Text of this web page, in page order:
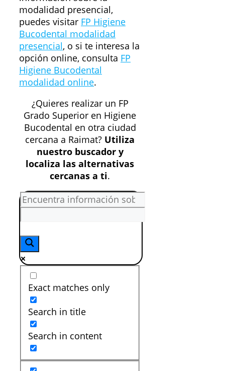
modalidad presencial,
puedes visitar FP Higiene
Bucodental modalidad
presencial, o si te interesa la
opción online, consulta FP
Higiene Bucodental
modalidad online.
¿Quieres realizar un FP
Grado Superior en Higiene
Bucodental en otra ciudad
cercana a Raimat? Utiliza
nuestro buscador y
localiza las alternativas
cercanas a ti.
Exact matches only
Search in title
Search in content